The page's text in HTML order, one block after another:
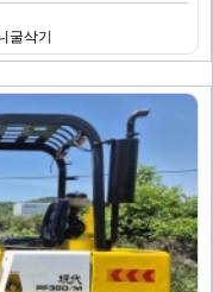
굴삭기